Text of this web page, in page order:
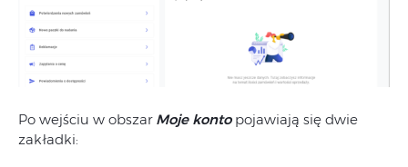
Po wejściu w obszar Moje konto pojawiają się dwie
zakładki: